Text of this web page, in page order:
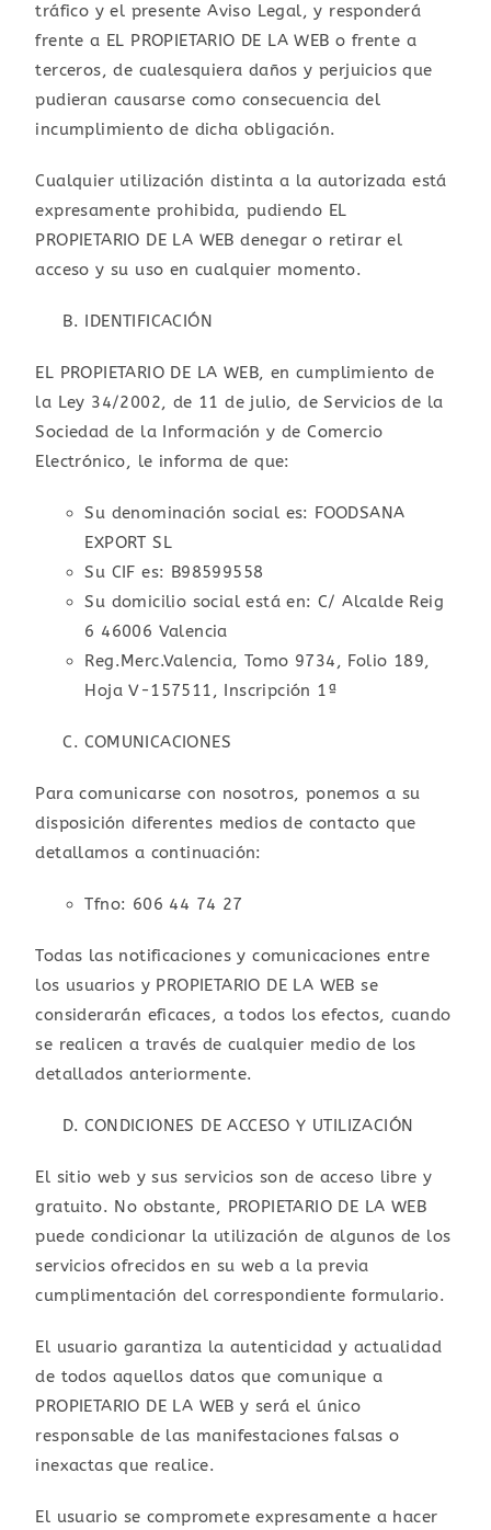
tráfico y el presente Aviso Legal, y responderá
frente a EL PROPIETARIO DE LA WEB o frente a
terceros, de cualesquiera daños y perjuicios que
pudieran causarse como consecuencia del
incumplimiento de dicha obligación.
Cualquier utilización distinta a la autorizada está
expresamente prohibida, pudiendo EL
PROPIETARIO DE LA WEB denegar o retirar el
acceso y su uso en cualquier momento.
IDENTIFICACIÓN
EL PROPIETARIO DE LA WEB, en cumplimiento de
la Ley 34/2002, de 11 de julio, de Servicios de la
Sociedad de la Información y de Comercio
Electrónico, le informa de que:
Su denominación social es: FOODSANA
EXPORT SL
Su CIF es: B98599558
Su domicilio social está en: C/ Alcalde Reig
6 46006 Valencia
Reg.Merc.Valencia, Tomo 9734, Folio 189,
Hoja V-157511, Inscripción 1ª
COMUNICACIONES
Para comunicarse con nosotros, ponemos a su
disposición diferentes medios de contacto que
detallamos a continuación:
Tfno: 606 44 74 27
Todas las notificaciones y comunicaciones entre
los usuarios y PROPIETARIO DE LA WEB se
considerarán eficaces, a todos los efectos, cuando
se realicen a través de cualquier medio de los
detallados anteriormente.
CONDICIONES DE ACCESO Y UTILIZACIÓN
El sitio web y sus servicios son de acceso libre y
gratuito. No obstante, PROPIETARIO DE LA WEB
puede condicionar la utilización de algunos de los
servicios ofrecidos en su web a la previa
cumplimentación del correspondiente formulario.
El usuario garantiza la autenticidad y actualidad
de todos aquellos datos que comunique a
PROPIETARIO DE LA WEB y será el único
responsable de las manifestaciones falsas o
inexactas que realice.
El usuario se compromete expresamente a hacer